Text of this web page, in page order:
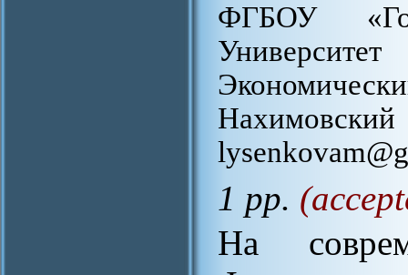
ФГБОУ
1 pp.
На